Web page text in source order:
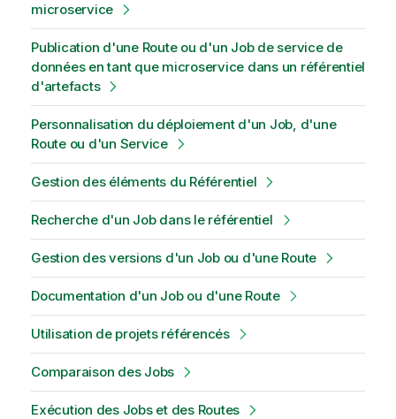
microservice
Publication d'une Route ou d'un Job de service de
données en tant que microservice dans un référentiel
d'artefacts
Personnalisation du déploiement d'un Job, d'une
Route ou d'un Service
Gestion des éléments du Référentiel
Recherche d'un Job dans le référentiel
Gestion des versions d'un Job ou d'une Route
Documentation d'un Job ou d'une Route
Utilisation de projets référencés
Comparaison des Jobs
Exécution des Jobs et des Routes